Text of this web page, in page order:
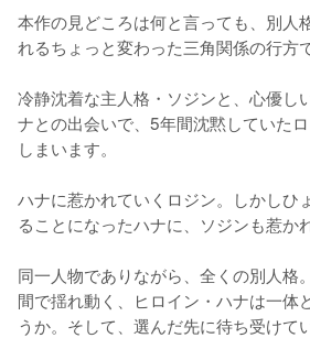
本作の見どころは何と言っても、別人
れるちょっと変わった三角関係の行方で
冷静沈着な主人格・ソジンと、心優し
ナとの出会いで、5年間沈黙していた
しまいます。
ハナに惹かれていくロジン。しかしひ
ることになったハナに、ソジンも惹か
同一人物でありながら、全くの別人格
間で揺れ動く、ヒロイン・ハナは一体
うか。そして、選んだ先に待ち受けて